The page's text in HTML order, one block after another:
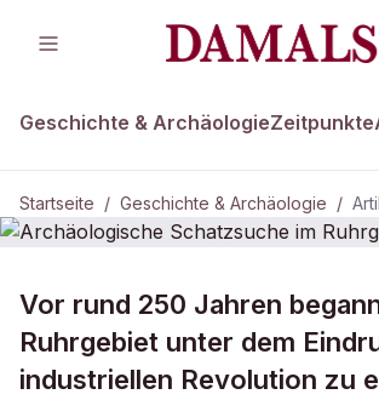
Geschichte & ArchäologieZeitpunkte
Startseite / Geschichte & Archäologie /
Archäologische
Ruhrgebiet
Vor rund 250 Jahren
Ruhrgebiet unter dem
industriellen Revolution zu